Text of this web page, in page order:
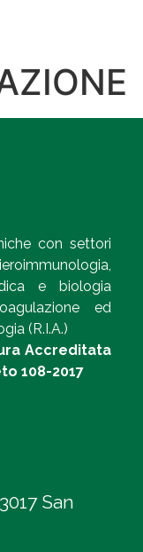
con settori
e biologia
ed
(R.I.A.)
Accreditata
108-2017
San